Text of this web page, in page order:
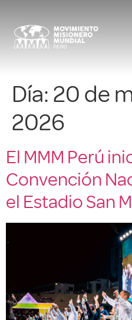
Día: 20 de
2026
El MMM Perú
Convención
el Estadio San